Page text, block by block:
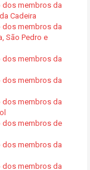
dos membros da
Cadeira
dos membros da
São Pedro e
dos membros da
dos membros da
dos membros da
dos membros de
dos membros da
dos membros da